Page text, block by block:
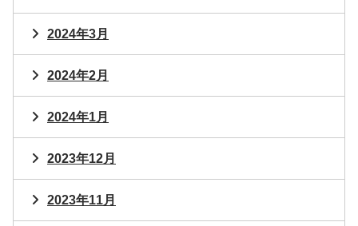
2024年3月
2024年2月
2024年1月
2023年12月
2023年11月